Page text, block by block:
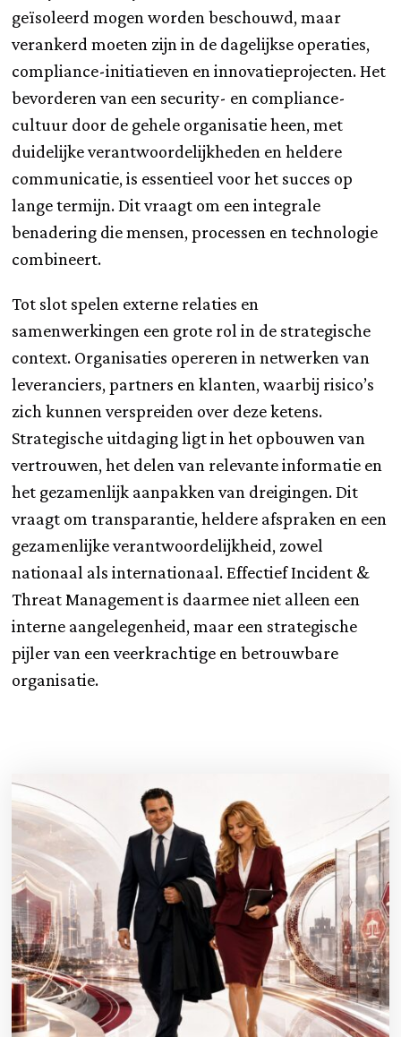
geïsoleerd mogen worden beschouwd, maar
verankerd moeten zijn in de dagelijkse operaties,
compliance-initiatieven en innovatieprojecten. Het
bevorderen van een security- en compliance-
cultuur door de gehele organisatie heen, met
duidelijke verantwoordelijkheden en heldere
communicatie, is essentieel voor het succes op
lange termijn. Dit vraagt om een integrale
benadering die mensen, processen en technologie
combineert.
Tot slot spelen externe relaties en
samenwerkingen een grote rol in de strategische
context. Organisaties opereren in netwerken van
leveranciers, partners en klanten, waarbij risico’s
zich kunnen verspreiden over deze ketens.
Strategische uitdaging ligt in het opbouwen van
vertrouwen, het delen van relevante informatie en
het gezamenlijk aanpakken van dreigingen. Dit
vraagt om transparantie, heldere afspraken en een
gezamenlijke verantwoordelijkheid, zowel
nationaal als internationaal. Effectief Incident &
Threat Management is daarmee niet alleen een
interne aangelegenheid, maar een strategische
pijler van een veerkrachtige en betrouwbare
organisatie.